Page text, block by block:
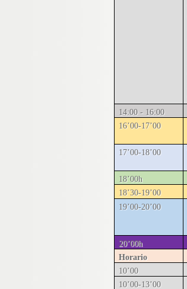
14:00 - 16:00
16’00-17’00
17’00-18’00
18’00h
18’30-19’00
19’00-20’00
20’00h
Horario
10’00
10’00-13’00